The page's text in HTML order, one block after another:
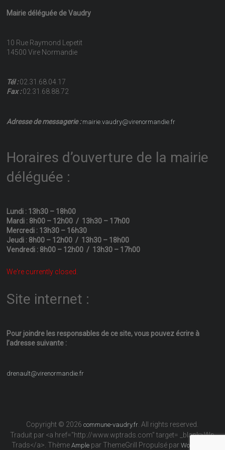
Mairie déléguée de Vaudry
10 Rue Raymond Lepetit
14500 Vire Normandie
Tél :02.31.68.04.17
Fax :02.31.68.88.72
Adresse de messagerie :mairie.vaudry@virenormandie.fr
Horaires d’ouverture de la mairie
déléguée :
Lundi : 13h30 – 18h00
Mardi : 8h00 – 12h00 / 13h30 – 17h00
Mercredi : 13h30 – 16h30
Jeudi : 8h00 – 12h00 / 13h30 – 18h00
Vendredi : 8h00 – 12h00 / 13h30 – 17h00
We're currently closed.
Site internet :
Pour joindre les responsables de ce site, vous pouvez écrire à
l’adresse suivante :
drenault@virenormandie.fr
Copyright © 2026commune-vaudry.fr . All rights reserved.
Traduit par <a href="http://www.wptrads.com" target= _blank>Wp
Trads</a>. ThèmeAmple par ThemeGrill Propulsé parWordPress